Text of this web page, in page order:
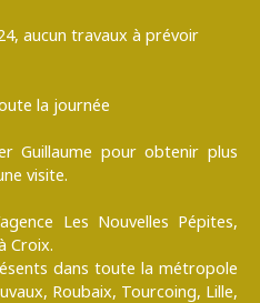
aucun travaux à prévoir
la journée
Guillaume pour obtenir plus
visite.
Les Nouvelles Pépites,
Croix.
dans toute la métropole
Roubaix, Tourcoing, Lille,